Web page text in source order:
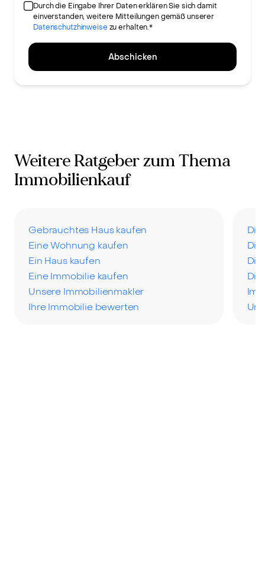
Durch die Eingabe Ihrer Daten erklären Sie sich damit
einverstanden, weitere Mitteilungen gemäß unserer
Datenschutzhinweise zu erhalten.*
Abschicken
Weitere Ratgeber zum Thema
Immobilienkauf
Gebrauchtes Haus kaufen
Eine Wohnung kaufen
Ein Haus kaufen
Eine Immobilie kaufen
Unsere Immobilienmakler
Ihre Immobilie bewerten